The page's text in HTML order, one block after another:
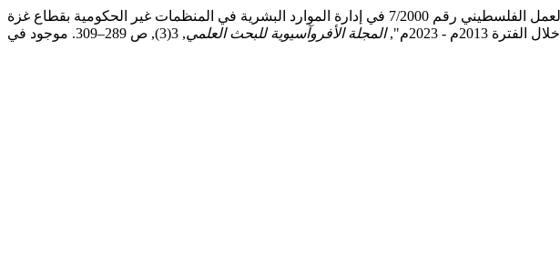
محمود عمر إبراهيم لبد و حيدر محمد صديق قدور (2025) "أثر محور التشغيل والتدريب والتوجيه المهني بقانون العمل الفلسطيني رقم 7/2000 في إدارة الموارد البشرية في المنظمات غير الحكومية بقطاع غزة
خلال الفترة 2013م - 2023م",
المجلة الأفروآسيوية للبحث العلمي